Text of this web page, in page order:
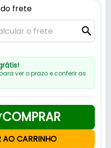
frete
ver o prazo e conferir as
COMPRAR
CARRINHO